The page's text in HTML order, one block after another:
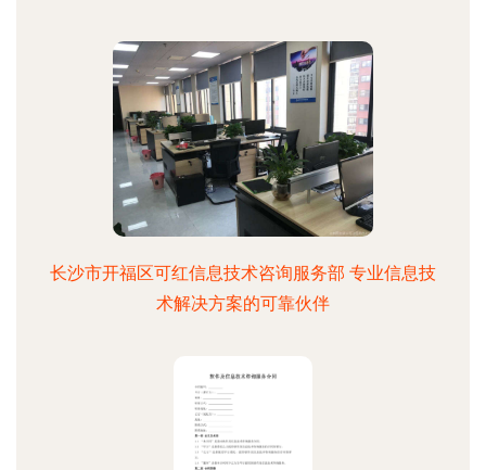
长沙市开福区可红信息技术咨询服务部 专业信息技
术解决方案的可靠伙伴